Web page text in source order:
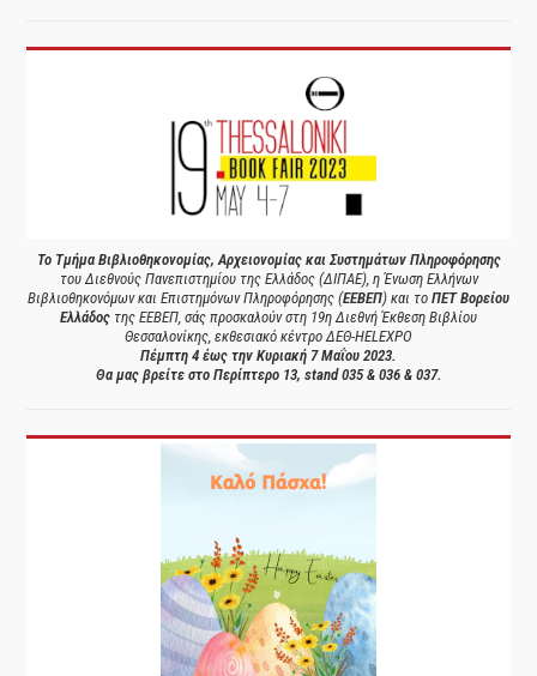
Το Τμήμα Βιβλιοθηκονομίας, Αρχειονομίας και Συστημάτων Πληροφόρησης
του Διεθνούς Πανεπιστημίου της Ελλάδος (ΔΙΠΑΕ), η Ένωση Ελλήνων
Βιβλιοθηκονόμων και Επιστημόνων Πληροφόρησης (ΕΕΒΕΠ) και το ΠΕΤ Βορείου
Ελλάδος της ΕΕΒΕΠ, σάς προσκαλούν στη 19η Διεθνή Έκθεση Βιβλίου
Θεσσαλονίκης, εκθεσιακό κέντρο ΔΕΘ-HELEXPO
Πέμπτη 4 έως την Κυριακή 7 Μαΐου 2023.
Θα μας βρείτε στο Περίπτερο 13, stand 035 & 036 & 037.